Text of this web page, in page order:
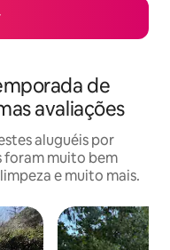
de
avaliações
aluguéis por
foram muito bem
e muito mais.